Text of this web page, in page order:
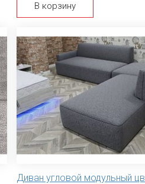
В корзину
Диван угловой модульный